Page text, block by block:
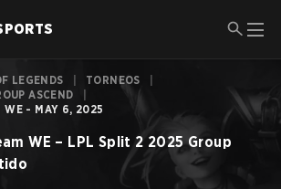
LEGENDS TORNEOS
ASCEND
WE - MAY 6, 2025
WE – LPL Split 2 2025 Group